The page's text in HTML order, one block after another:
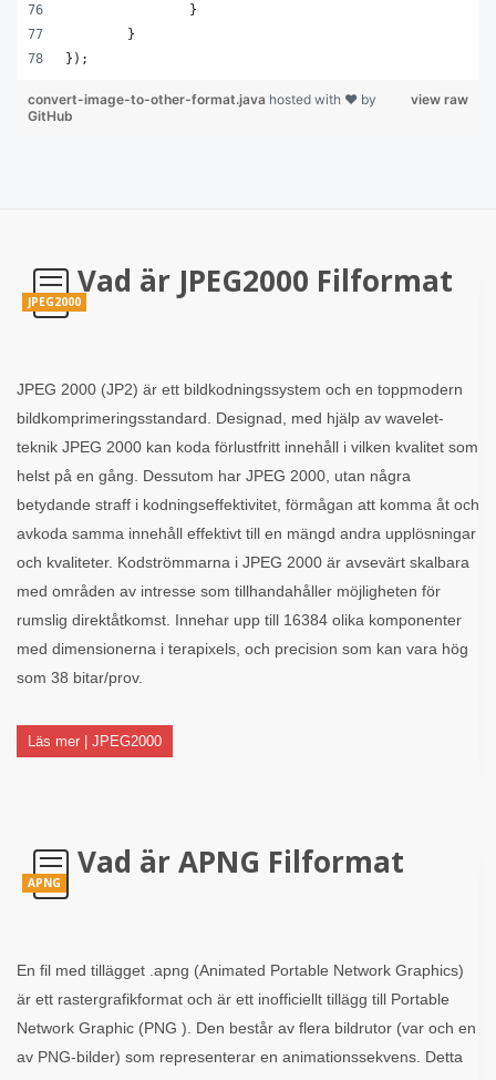
		}
	}
});
view raw
convert-image-to-other-format.java hosted with ❤ by
GitHub
JPEG2000
Vad är JPEG2000 Filformat
JPEG 2000 (JP2) är ett bildkodningssystem och en toppmodern
bildkomprimeringsstandard. Designad, med hjälp av wavelet-
teknik JPEG 2000 kan koda förlustfritt innehåll i vilken kvalitet som
helst på en gång. Dessutom har JPEG 2000, utan några
betydande straff i kodningseffektivitet, förmågan att komma åt och
avkoda samma innehåll effektivt till en mängd andra upplösningar
och kvaliteter. Kodströmmarna i JPEG 2000 är avsevärt skalbara
med områden av intresse som tillhandahåller möjligheten för
rumslig direktåtkomst. Innehar upp till 16384 olika komponenter
med dimensionerna i terapixels, och precision som kan vara hög
som 38 bitar/prov.
Läs mer | JPEG2000
APNG
Vad är APNG Filformat
En fil med tillägget .apng (Animated Portable Network Graphics)
är ett rastergrafikformat och är ett inofficiellt tillägg till Portable
Network Graphic (PNG ). Den består av flera bildrutor (var och en
av PNG-bilder) som representerar en animationssekvens. Detta